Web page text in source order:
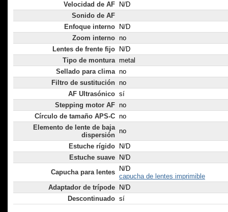
Velocidad de AF
N/D
Sonido de AF
Enfoque interno
N/D
Zoom interno no
Lentes de frente fijo
N/D
Tipo de montura metal
Sellado para clima no
Filtro de sustitución no
AF Ultrasónico sí
Stepping motor AF no
Círculo de tamaño APS-C no
Elemento de lente de baja
dispersión
no
Estuche rígido
N/D
Estuche suave
N/D
Capucha para lentes
N/D
capucha de lentes imprimible
Adaptador de trípode
N/D
Descontinuado sí